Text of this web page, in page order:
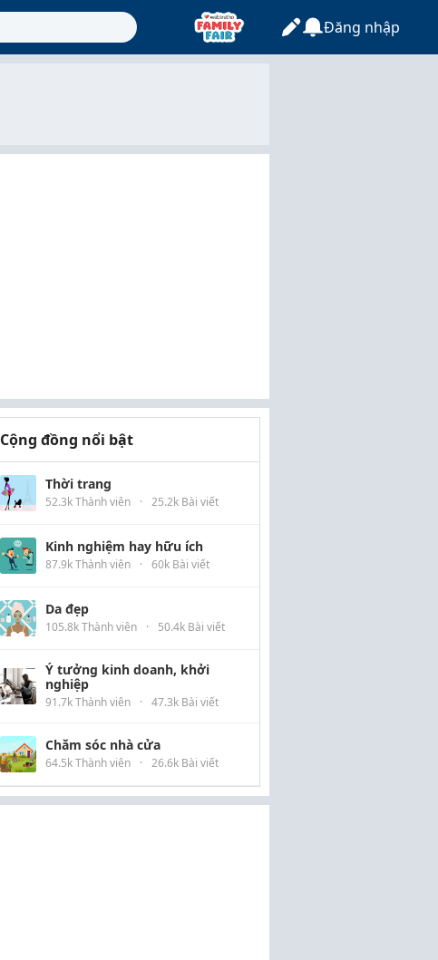
Đăng nhập
Cộng đồng nổi bật
Thời trang
52.3k Thành viên · 25.2k Bài viết
Kinh nghiệm hay hữu ích
87.9k Thành viên · 60k Bài viết
Da đẹp
105.8k Thành viên · 50.4k Bài viết
Ý tưởng kinh doanh, khởi
nghiệp
91.7k Thành viên · 47.3k Bài viết
Chăm sóc nhà cửa
64.5k Thành viên · 26.6k Bài viết